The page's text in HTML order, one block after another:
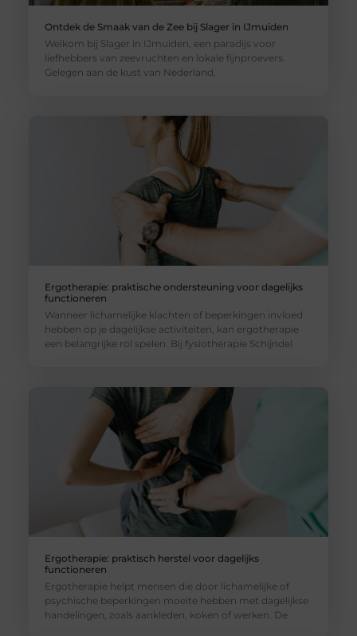
Ontdek de Smaak van de Zee bij Slager in IJmuiden
Welkom bij Slager in IJmuiden, een paradijs voor
liefhebbers van zeevruchten en lokale fijnproevers.
Gelegen aan de kust van Nederland,
Ergotherapie: praktische ondersteuning voor dagelijks
functioneren
Wanneer lichamelijke klachten of beperkingen invloed
hebben op je dagelijkse activiteiten, kan ergotherapie
een belangrijke rol spelen. Bij fysiotherapie Schijndel
Ergotherapie: praktisch herstel voor dagelijks
functioneren
Ergotherapie helpt mensen die door lichamelijke of
psychische beperkingen moeite hebben met dagelijkse
handelingen, zoals aankleden, koken of werken. De